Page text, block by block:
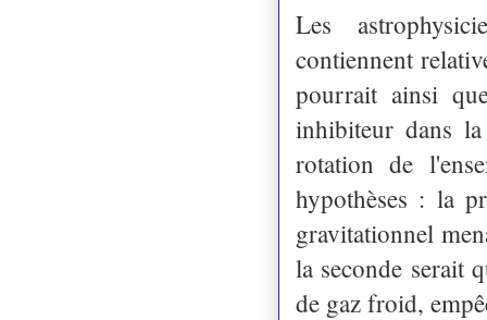
Les
contiennent
pourrait ainsi
inhibiteur dans
rotation de
hypothèses : la
gravitationnel
la seconde serait
de gaz froid,